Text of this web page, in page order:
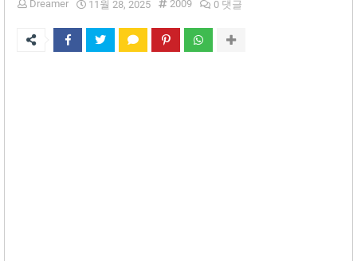
Dreamer 11월 28, 2025 2009 0 댓글